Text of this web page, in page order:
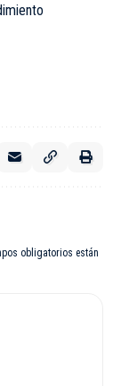
obligatorios están